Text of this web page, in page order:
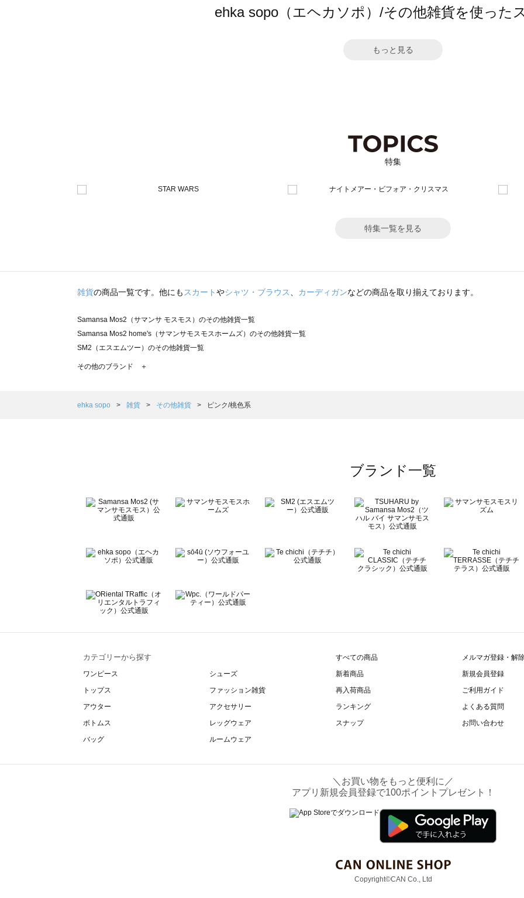
ehka sopo（エヘカソポ）/その他雑貨を使った
もっと見る
特集
特集一覧を見る
雑貨の商品一覧です。他にも スカートやシャツ・ブラウス カーディガンなどの商品を取り揃えております。
Samansa Mos2（サマンサ モスモス）のその他雑貨一覧
Samansa Mos2 home's（サマンサモスモスホームズ）のその他雑貨一覧
SM2（エスエムツー）のその他雑貨一覧
TSUHARU by Samansa Mos2（ツハルバイサマンサモスモス）のその他雑貨一覧
Samansa Mos2 Lagom（サマンサモスモス ラーゴム）のその他雑貨一覧
BETTY'S BLUE（べティーズブルー）のその他雑貨一覧
Wpc.（ワールドパーティー）のその他雑貨一覧
その他のブランド ＋
ehka sopo 雑貨 その他雑貨 ピンク/桃色系
ブランド一覧
カテゴリーから探す
ワンピース
トップス
アウター
ボトムス
バッグ
シューズ
ファッション雑貨
アクセサリー
レッグウェア
ルームウェア
すべての商品
新着商品
再入荷商品
ランキング
スナップ
メルマガ登録・解
新規会員登録
ご利用ガイド
よくある質問
お問い合わせ
＼お買い物をもっと便利に／
アプリ新規会員登録で100ポイントプレゼント！
Copyright©CAN Co., Ltd